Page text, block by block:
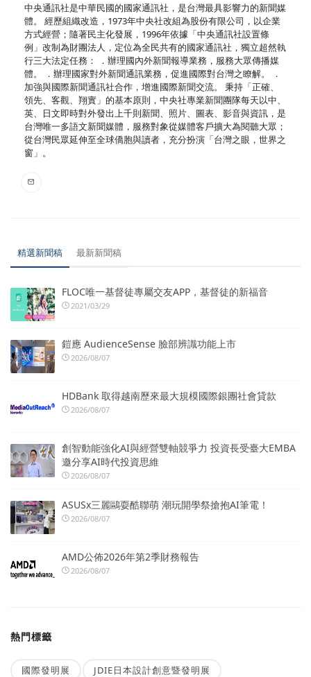
中央通訊社是中華民國的國家通訊社，是台灣最具影響力的新聞媒
體。 經歷組織改造，1973年中央社改組為股份有限公司，以企業
方式經營；隨著民主化發展，1996年依據「中央通訊社設置條
例」改制為財團法人，定位為全民共有的國家通訊社，獨立超然執
行三大法定任務： ．辦理國內外新聞報導業務，服務大眾傳播媒
體。 ．辦理國家對外新聞通訊業務，促進國際對台灣之瞭解。 ．
加強與國際新聞通訊社合作，增進國際新聞交流。 秉持「正確、
領先、客觀、翔實」的基本原則，中央社專業新聞團隊每天以中、
英、日文即時對外發出上千則新聞、照片、圖表、影音與資訊，是
台灣唯一多語文新聞媒體，服務對象從媒體客戶擴大為閱聽大眾；
從台灣民眾延伸至全球僑胞與讀者，充分扮演「台灣之眼，世界之
窗」。
精選新聞稿 最新新聞稿
FLOC唯一基督徒專屬交友APP，基督徒的新福音
2021/03/29
鎧應 AudienceSense 臉部辨識功能上市
2026/08/07
HDBank 取得越南歷來最大規模國際銀團社會貸款
2026/08/07
創智動能強化AI與經營雙軸競爭力 投資長受臺大EMBA
邀分享AI時代投資思維
2026/08/07
ASUSx三麗鷗耍酷聯萌 潮玩開學祭搶抱AI筆電！
2026/08/07
AMD公佈2026年第2季財務報告
2026/08/07
熱門標籤
國際發明展 JDIE日本設計創意暨發明展